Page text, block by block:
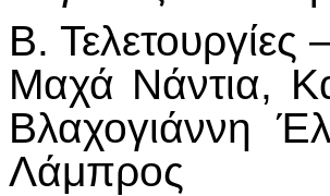
Β.
Μαχά Νάντια,
Βλαχογιάννη
Λάμπρος